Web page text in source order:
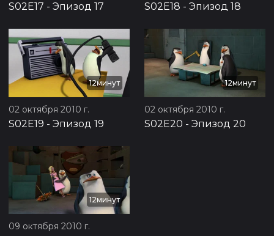
S02E17 - Эпизод 17 S02E18 - Эпизод 18
12минут
02 октября 2010 г.
S02E19 - Эпизод 19
12минут
02 октября 2010 г.
S02E20 - Эпизод 20
12минут
09 октября 2010 г.